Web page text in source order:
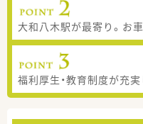
大和八木駅が最寄り。お
福利厚生・教育制度が充実